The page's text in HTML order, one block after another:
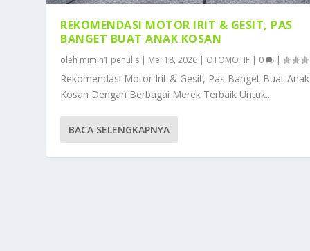
REKOMENDASI MOTOR IRIT & GESIT, PAS
BANGET BUAT ANAK KOSAN
oleh mimin1 penulis | Mei 18, 2026 | OTOMOTIF | 0 |
Rekomendasi Motor Irit & Gesit, Pas Banget Buat Anak
Kosan Dengan Berbagai Merek Terbaik Untuk...
BACA SELENGKAPNYA